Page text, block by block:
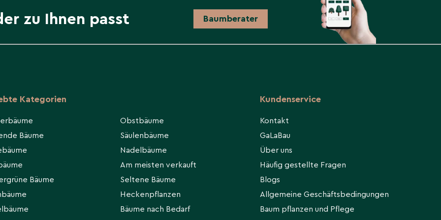
und die
ist am besten
werden, da es
und
von Blattläusen oder
zu Ihnen passt Baumberater
Kategorien
Bäume
Bäume
Obstbäume
Säulenbäume
Nadelbäume
Am meisten verkauft
Seltene Bäume
Heckenpflanzen
Bäume nach Bedarf
Kundenservice
Kontakt
GaLaBau
Über uns
Häufig gestellte Fragen
Blogs
Allgemeine Geschäftsbedingungen
Baum pflanzen und Pflege